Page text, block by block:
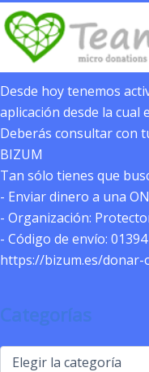
Desde hoy tenemos
aplicación desde la
Deberás consultar con
BIZUM
Tan sólo tienes que
- Enviar dinero a una
- Organización:
- Código de envío: 01394
https://bizum.es/
Categorías
Categorías